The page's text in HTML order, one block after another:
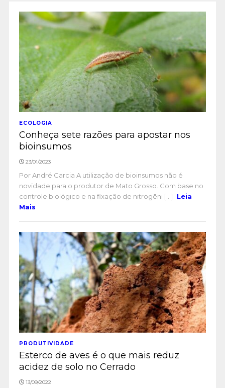
ECOLOGIA
Conheça sete razões para apostar nos
bioinsumos
23/01/2023
Por André Garcia A utilização de bioinsumos não é
novidade para o produtor de Mato Grosso. Com base no
controle biológico e na fixação de nitrogêni [...]
Leia
Mais
PRODUTIVIDADE
Esterco de aves é o que mais reduz
acidez de solo no Cerrado
13/09/2022